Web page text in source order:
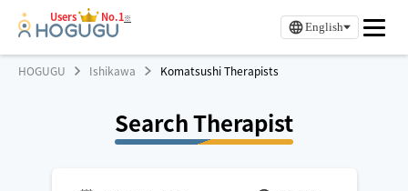
Users No.1※
English
HOGUGU Ishikawa Komatsushi Therapists
Search Therapist